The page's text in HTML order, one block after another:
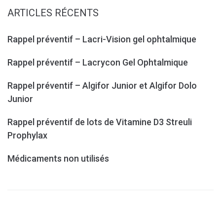
ARTICLES RÉCENTS
Rappel préventif – Lacri-Vision gel ophtalmique
Rappel préventif – Lacrycon Gel Ophtalmique
Rappel préventif – Algifor Junior et Algifor Dolo
Junior
Rappel préventif de lots de Vitamine D3 Streuli
Prophylax
Médicaments non utilisés